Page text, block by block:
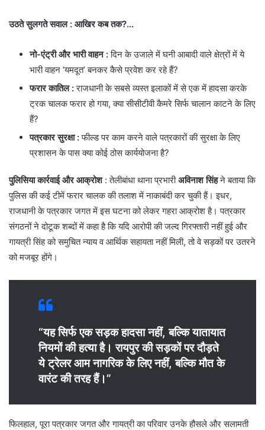
उठते सुलगते सवाल : आखिर कब तक?…
नो-एंट्री और भारी वाहन :दिन के उजाले में घनी आबादी वाले क्षेत्रों में ये
भारी वाहन ‘यमदूत’ बनकर कैसे प्रवेश कर रहे हैं?
फरार कातिल :राजधानी के सबसे व्यस्त इलाकों में से एक में हादसा करके
ट्रक चालक फरार हो गया, क्या सीसीटीवी कैमरे सिर्फ चालान काटने के लिए
हैं?
पत्रकार सुरक्षा :फील्ड पर काम करने वाले पत्रकारों की सुरक्षा के लिए
प्रशासन के पास क्या कोई ठोस कार्ययोजना है?
पुलिसिया कार्रवाई और आक्रोश: तेलीबांधा थाना प्रभारीअविनाश सिंहने बताया कि
पुलिस की कई टीमें फरार चालक की तलाश में नाकाबंदी कर चुकी हैं। इधर,
राजधानी के पत्रकार जगत में इस घटना को लेकर गहरा आक्रोश है। पत्रकार
संगठनों ने दोटूक शब्दों में कहा है कि यदि आरोपी की जल्द गिरफ्तारी नहीं हुई और
गायत्री सिंह को समुचित न्याय व आर्थिक सहायता नहीं मिली, तो वे सड़कों पर उतरने
को मजबूर होंगे।
“यह सिर्फ एक सड़क हादसा नहीं, बल्कि यातायात
नियमों की हत्या है। रायपुर की सड़कों पर दौड़ते
ये ट्रेलर आम नागरिक के लिए नहीं, बल्कि मौत के
वारंट की तरह हैं।”
फिलहाल, पूरा पत्रकार जगत और गायत्री का परिवार उनके हौसले और सलामती